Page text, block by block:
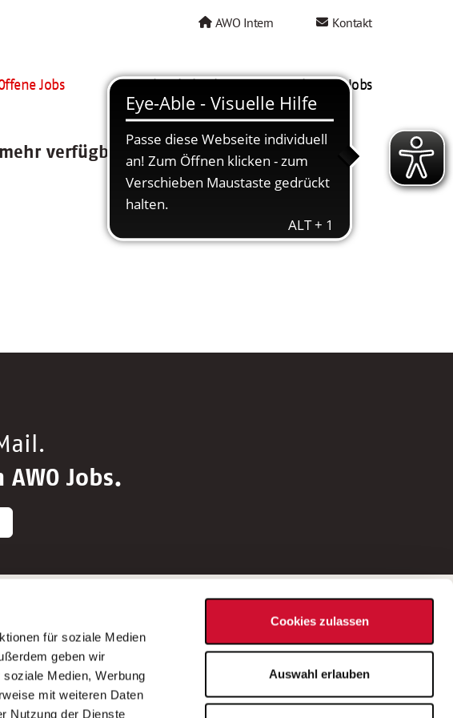
für soziale Medien
geben wir
Medien, Werbung
mit weiteren Daten
Nutzung der Dienste
Cookies zulassen
Auswahl erlauben
AWO Intern Kontakt
Jobs AWO als Arbeitgeber Mein AWO Jobs
verfügbar.
Jobs.
nach Bundesland
nach Bundesländern
Bei Fragen zu einer Stellenausschreibung
wenden Sie sich bitte an die*den in der
Stellenausschreibung genannte*n